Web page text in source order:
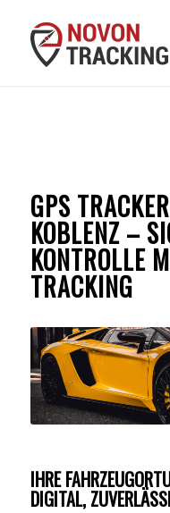
GPS
KOBLENZ –
KONTROLLE
TRACKING
IHRE
DIGITAL,